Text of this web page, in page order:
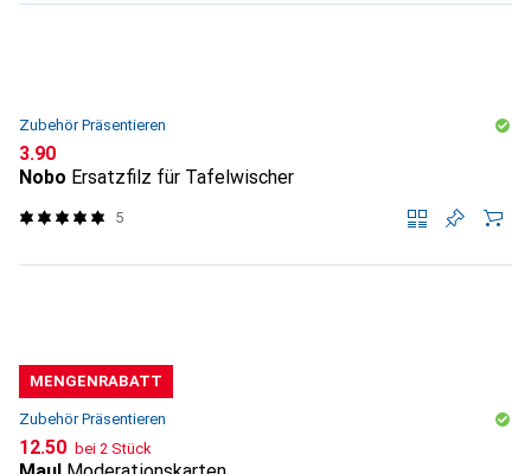
Zubehör Präsentieren
CHF
3.90
Nobo Ersatzfilz für Tafelwischer
5
MENGENRABATT
Zubehör Präsentieren
CHF
12.50 bei 2 Stück